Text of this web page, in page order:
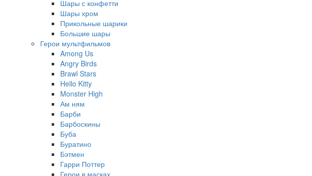
Шары с конфетти
Шары хром
Прикольные шарики
Большие шары
Герои мультфильмов
Among Us
Angry Birds
Brawl Stars
Hello Kitty
Monster High
Ам ням
Барби
Барбоскины
Буба
Буратино
Бэтмен
Гарри Поттер
Герои в масках